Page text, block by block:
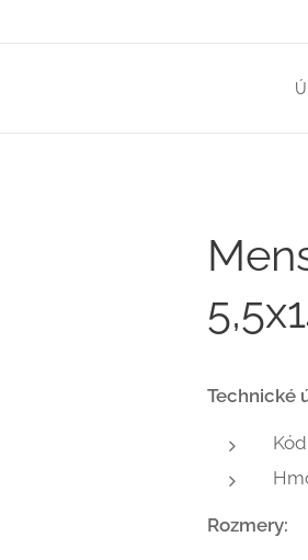
Technické
Rozmery: